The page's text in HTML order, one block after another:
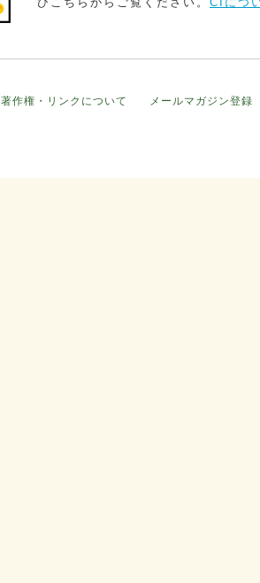
著作権・リンクについて メールマガジン登録